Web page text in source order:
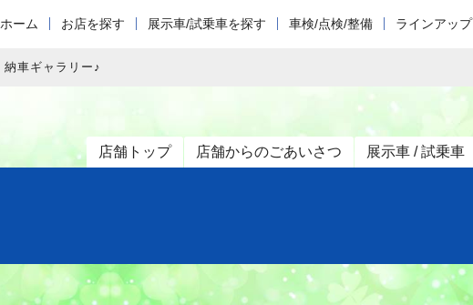
ホーム お店を探す 展示車/試乗車を探す 車検/点検/整備 ラインアップ
納車ギャラリー♪
店舗トップ 店舗からのごあいさつ 展示車 / 試乗車